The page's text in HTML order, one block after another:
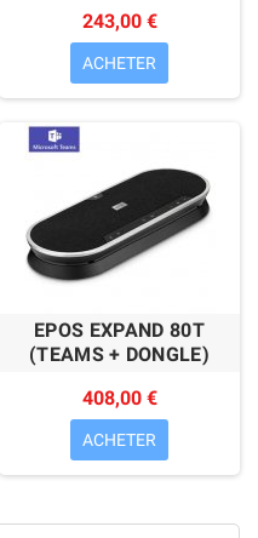
243,00 €
ACHETER
EPOS EXPAND 80T
(TEAMS + DONGLE)
408,00 €
ACHETER